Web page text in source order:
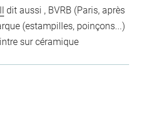
dit aussi , BVRB (Paris, après
(estampilles, poinçons...)
sur céramique